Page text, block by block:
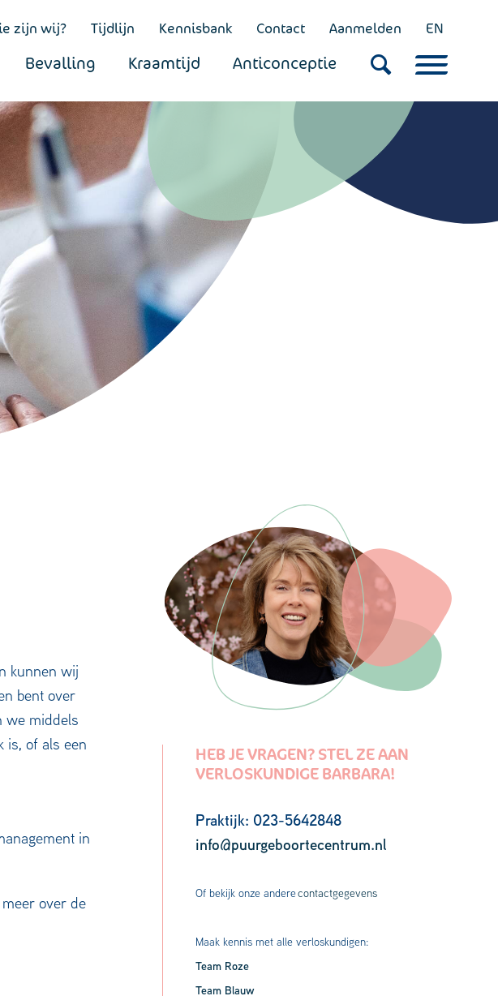
zijn wij? Tijdlijn Kennisbank Contact Aanmelden EN
Bevalling Kraamtijd Anticonceptie
kunnen wij
bent over
we middels
is, of als een
in
over de
HEB JE VRAGEN? STEL ZE AAN
VERLOSKUNDIGE BARBARA!
Praktijk: 023-5642848
info@puurgeboortecentrum.nl
Of bekijk onze anderecontactgegevens
Maak kennis met alle verloskundigen:
Team Roze
Team Blauw